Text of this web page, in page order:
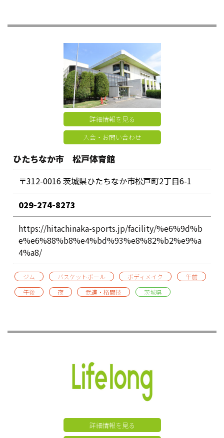
詳細情報を見る
入会・お問い合わせ
ひたちなか市 松戸体育館
〒312-0016 茨城県ひたちなか市松戸町2丁目6-1
029-274-8273
https://hitachinaka-sports.jp/facility/%e6%9d%b
e%e6%88%b8%e4%bd%93%e8%82%b2%e9%a
4%a8/
ジム バスケットボール ボディメイク
午前
午後
夜 武道・格闘技 茨城県
詳細情報を見る